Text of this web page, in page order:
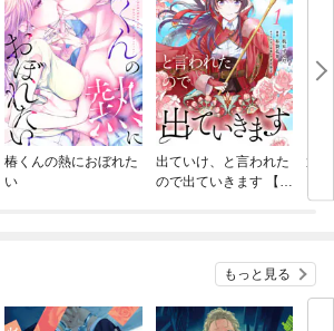
椿くんの熱におぼれた
い
出ていけ、と言われた
ので出ていきます 【電
運
もっと見る